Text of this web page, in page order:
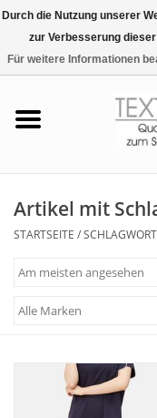
Tag & Nachtwäsche
Haus-Bademäntel
Artikel mit
STARTSEITE /
Durch die Nutzung unserer
zur Verbesserung
Für weitere Informationen